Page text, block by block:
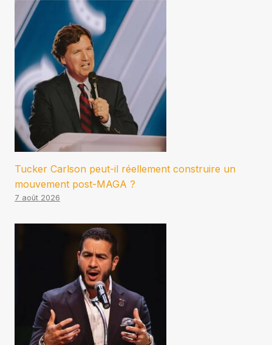
Tucker Carlson peut-il réellement construire un
mouvement post-MAGA ?
7 août 2026